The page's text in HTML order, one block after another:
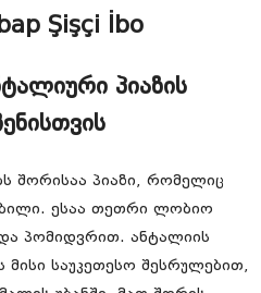
Şişçi İbo
პიაზის
შორისაა პიაზი, რომელიც
ესაა თეთრი ლობიო
პომიდვრით. ანტალიის
მისი საუკეთესო შესრულებით,